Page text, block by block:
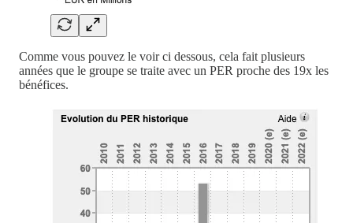
Comme vous pouvez le voir ci dessous, cela fait plusieurs
années que le groupe se traite avec un PER proche des 19x les
bénéfices.